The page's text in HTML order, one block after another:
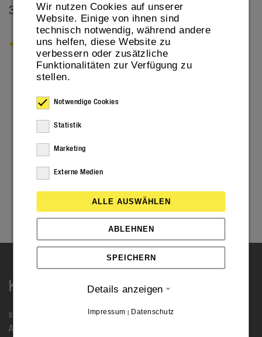
30. JUNE 2026
ZURÜCK
KONTAKT
step one GmbH
Albert-Einstein-Ring 6
Wir nutzen Cookies auf unserer
Website. Einige von ihnen sind
technisch notwendig, während andere
uns helfen, diese Website zu
verbessern oder zusätzliche
Funktionalitäten zur Verfügung zu
stellen.
Notwendige Cookies
Statistik
Marketing
Externe Medien
ALLE AUSWÄHLEN
ABLEHNEN
SPEICHERN
Details anzeigen
Impressum Datenschutz